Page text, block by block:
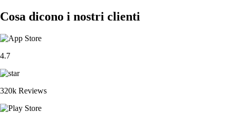
Cosa dicono i nostri clienti
4.7
320k Reviews